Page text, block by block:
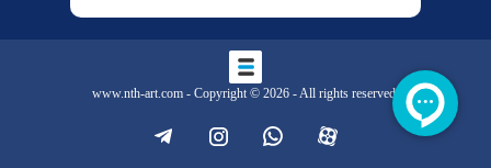
www.nth-art.com - Copyright © 2026 - All rights reserved.